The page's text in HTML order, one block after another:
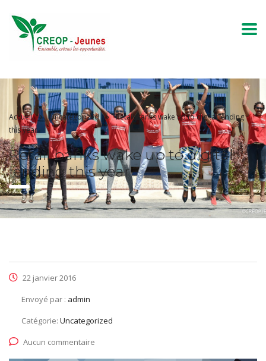
Accueil Uncategorized
Retail banks wake up to digital lending
this year
Retail banks wake up to digital
lending this year
22 janvier 2016
Envoyé par : admin
Catégorie: Uncategorized
Aucun commentaire